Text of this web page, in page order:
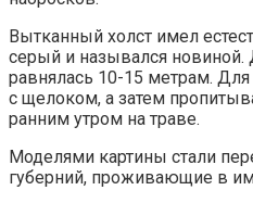
Вытканный холст имел
серый и назывался новиной.
равнялась 10-15 метрам. Для
с щелоком, а затем
ранним утром на траве.
Моделями картины стали
губерний, проживающие в